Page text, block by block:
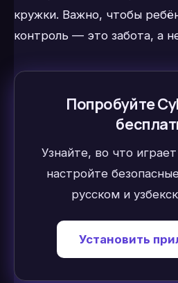
кружки. Важно, чтобы
контроль — это забота, а
Попробуйте
Узнайте, во что
настройте
русском и
Установить